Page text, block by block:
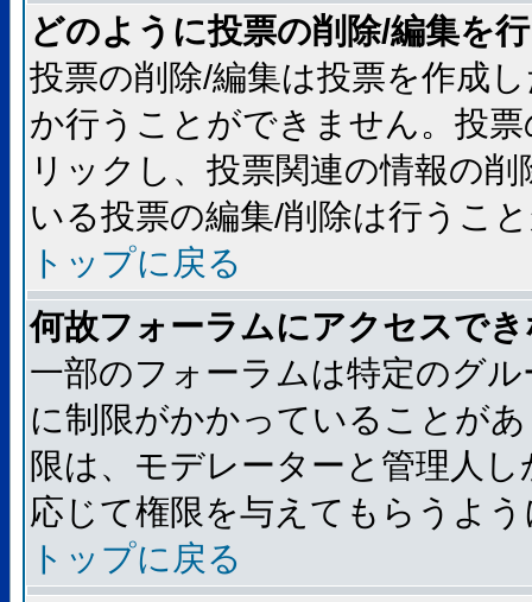
どのように投票の削除/編集を
投票の削除/編集は投票を作成
か行うことができません。投
リックし、投票関連の情報の
いる投票の編集/削除は行うこ
トップに戻る
何故フォーラムにアクセスで
一部のフォーラムは特定のグ
に制限がかかっていることが
限は、モデレーターと管理人
応じて権限を与えてもらうよ
トップに戻る